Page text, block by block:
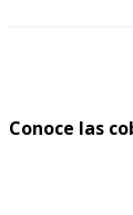
Conoce las